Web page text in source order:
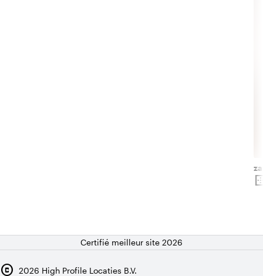
Certifié meilleur site 2026
copyright 2026 High Profile Locaties B.V.